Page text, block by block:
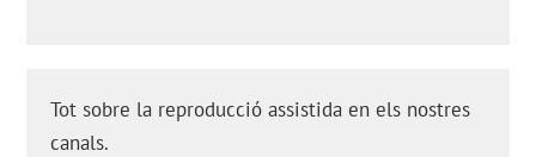
Tot sobre la reproducció assistida en els nostres
canals.